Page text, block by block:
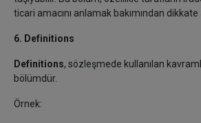
ticari amacını anlamak bakımından dikkate
6. Definitions
Definitions, sözleşmede kullanılan
bölümdür.
Örnek: